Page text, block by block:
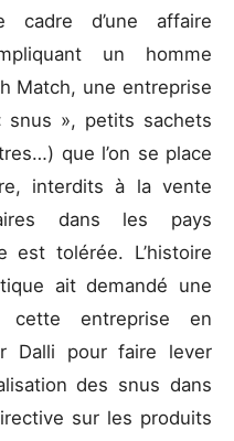
cadre d’une affaire
un homme
Match, une entreprise
snus », petits sachets
que l’on se place
interdits à la vente
dans les pays
est tolérée. L’histoire
ait demandé une
cette entreprise en
Dalli pour faire lever
des snus dans
sur les produits